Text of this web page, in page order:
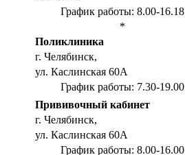
График работы: 8.00-16.18
*
Поликлиника
г. Челябинск,
ул. Каслинская 60А
График работы: 7.30-19.00
Прививочный кабинет
г. Челябинск,
ул. Каслинская 60А
График работы: 8.00-16.00